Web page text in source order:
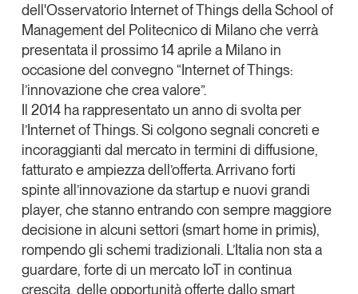
Comunicati stampa
Video
Podcast
Eventi e formazione
Tutti gli appuntamenti
Chi siamo
Newsletter
Contatti
Tendenze Journal
La nostra newsletter nella tua email
dell'Osservatorio Internet of ThingsdellaSchool of
Management del Politecnicodi Milano che verrà
presentata il prossimo 14 aprile a Milano in
occasione del convegno “Internet of Things:
l’innovazione che crea valore”.
Il 2014 ha rappresentato un anno di svolta per
l’Internet of Things. Si colgono segnali concreti e
incoraggianti dal mercato in termini di diffusione,
fatturato e ampiezza dell’offerta. Arrivano forti
spinte all’innovazione da startup e nuovi grandi
player, che stanno entrando con sempre maggiore
decisione in alcuni settori (smart homein primis),
rompendo gli schemi tradizionali. L’Italia non sta a
guardare, forte di un mercato IoT in continua
crescita, delle opportunità offerte dallosmart